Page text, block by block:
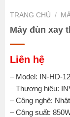
TRANG CHỦ /
Máy đùn xay
Liên hệ
– Model: IN-HD-12
– Thương hiệu:
– Công nghệ:
– Công suất: